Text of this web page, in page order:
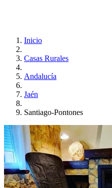
Inicio
Casas Rurales
Andalucía
Jaén
Santiago-Pontones